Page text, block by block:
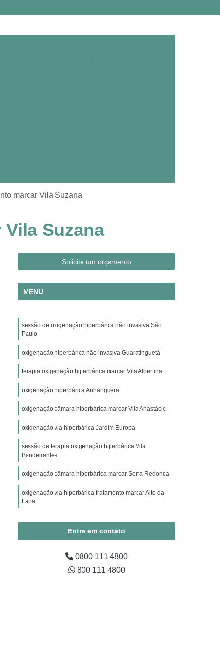
Clínica de Oxigenoterapia Hiperbárica
Hiperbárica em São Paulo
Hiperbárica
Oxigenação Hiperbárica
Oxigenação Hiperbárica em São Paulo
Hiperbárica Tratamento
de Oxigenação Hiperbárica
São Paulo
para Cicatrização
Oxigenoterapia para Tratamento de Feridas
Oxigenoterapia Tratamento de Feridas
Hiperbárica Oxigenoterapia
Hiperbárica em Campina Grande
Oxigenoterapia Hiperbárica em São Paulo
Oxigenoterapia Hiperbárica em Taubaté
Tratamento de Feridas
Sessão Câmara Hiperbárica
em Campina Grande
marcar Vila Suzana
Suzana
Solicite um orçamento
MENU
sessão de oxigenação hiperbárica não invasiva São
Paulo
oxigenação hiperbárica não invasiva Guaratinguetá
terapia oxigenação hiperbárica marcar Vila Albertina
oxigenação hiperbárica Anhanguera
oxigenação câmara hiperbárica marcar Vila Anastácio
oxigenação via hiperbárica Jardim Europa
sessão de terapia oxigenação hiperbárica Vila
Bandeirantes
oxigenação câmara hiperbárica marcar Serra Redonda
oxigenação via hiperbárica tratamento marcar Alto da
Lapa
Entre em contato
0800 111 4800
800 111 4800